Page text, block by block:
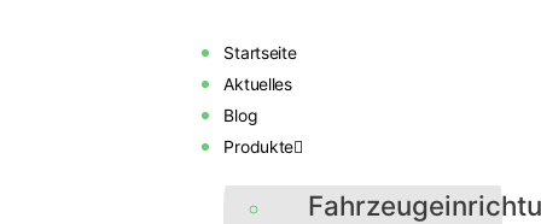
Startseite
Aktuelles
Blog
Produkte